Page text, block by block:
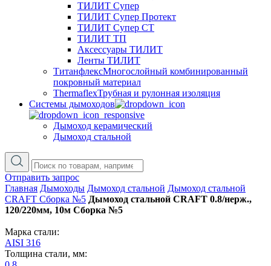
ТИЛИТ Супер
ТИЛИТ Супер Протект
ТИЛИТ Супер СТ
ТИЛИТ ТП
Аксессуары ТИЛИТ
Ленты ТИЛИТ
ТитанфлексМногослойный комбинированный
покровный материал
ThermaflexТрубная и рулонная изоляция
Cистемы дымоходов
Дымоход керамический
Дымоход стальной
Отправить запрос
Главная Дымоходы Дымоход стальной Дымоход стальной
CRAFT Сборка №5 Дымоход стальной CRAFT 0.8/нерж.,
120/220мм, 10м Сборка №5
Марка стали:
AISI 316
Толщина стали, мм: